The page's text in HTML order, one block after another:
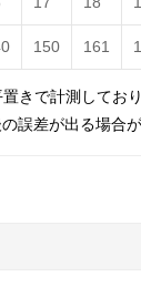
150 161
きで計測しており
誤差が出る場合が